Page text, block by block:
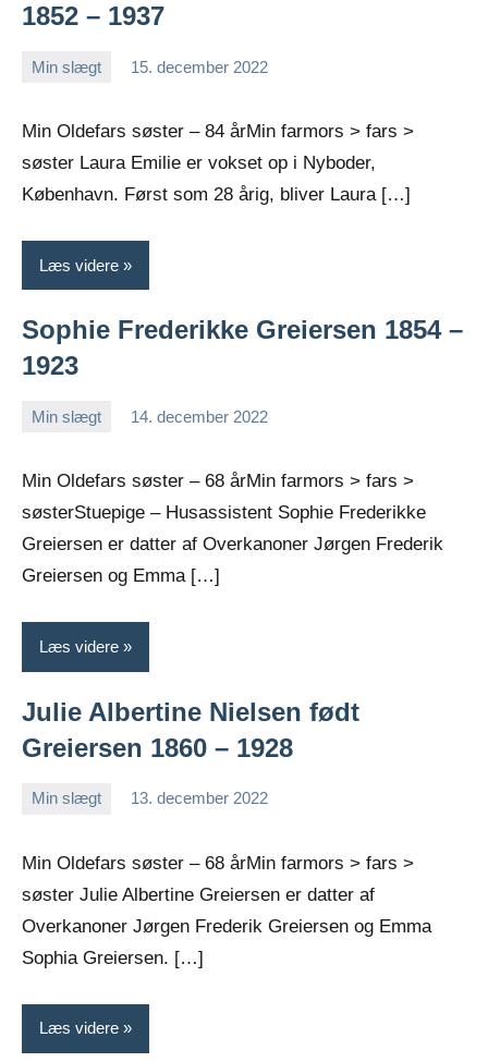
1852 – 1937
Min slægt 15. december 2022
Min Oldefars søster – 84 årMin farmors > fars >
søster Laura Emilie er vokset op i Nyboder,
København. Først som 28 årig, bliver Laura […]
Læs videre
Sophie Frederikke Greiersen 1854 –
1923
Min slægt 14. december 2022
Min Oldefars søster – 68 årMin farmors > fars >
søsterStuepige – Husassistent Sophie Frederikke
Greiersen er datter af Overkanoner Jørgen Frederik
Greiersen og Emma […]
Læs videre
Julie Albertine Nielsen født
Greiersen 1860 – 1928
Min slægt 13. december 2022
Min Oldefars søster – 68 årMin farmors > fars >
søster Julie Albertine Greiersen er datter af
Overkanoner Jørgen Frederik Greiersen og Emma
Sophia Greiersen. […]
Læs videre